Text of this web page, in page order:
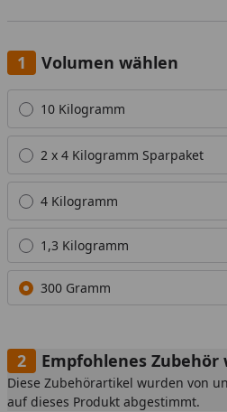
Volumen wählen
Alle anzeigen (5)
10 Kilogramm
2 x 4 Kilogramm Sparpaket
4 Kilogramm
1,3 Kilogramm
300 Gramm
Empfohlenes Zubehör
Diese Zubehörartikel wurden von
auf dieses Produkt abgestimmt.